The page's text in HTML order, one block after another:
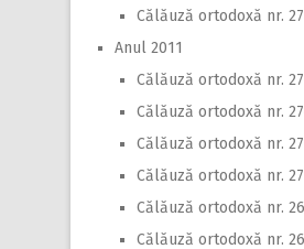
Călăuză ortodoxă nr.
Anul 2011
Călăuză ortodoxă nr.
Călăuză ortodoxă nr.
Călăuză ortodoxă nr.
Călăuză ortodoxă nr.
Călăuză ortodoxă nr.
Călăuză ortodoxă nr.